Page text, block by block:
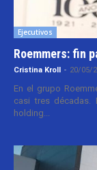
Ejecutivos
Roemmers: fin
Cristina Kroll - 20/05/
En el grupo
casi tres décadas.
holding...